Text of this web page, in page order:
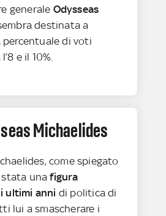
generale Odysseas
destinata a
di voti
e il 10%.
Michaelides
come spiegato
stata unafigura
ultimi anni di politica di
lui a smascherare i